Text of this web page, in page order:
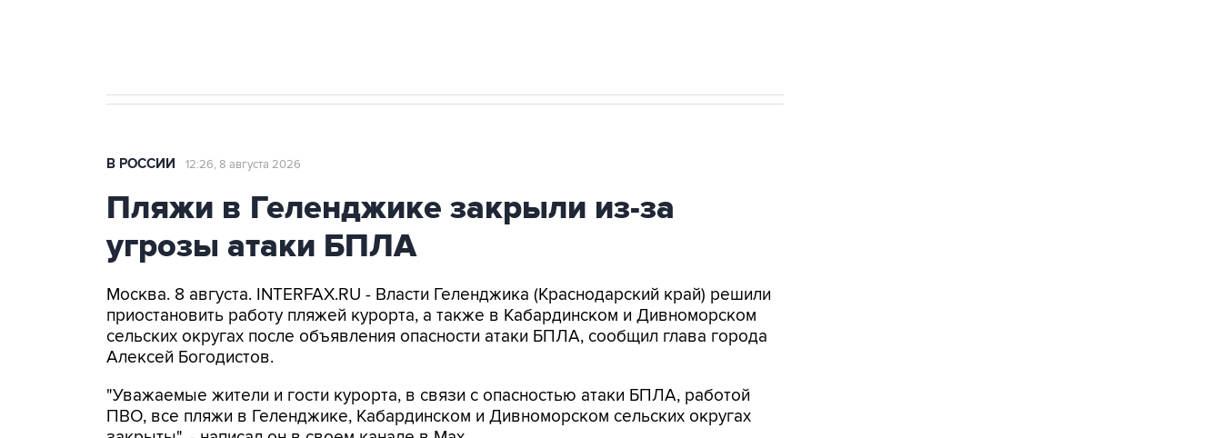
В РОССИИ 12:26, 8 августа 2026
Пляжи в Геленджике закрыли из-за
угрозы атаки БПЛА
Москва. 8 августа. INTERFAX.RU - Власти Геленджика (Краснодарский край) решили
приостановить работу пляжей курорта, а также в Кабардинском и Дивноморском
сельских округах после объявления опасности атаки БПЛА, сообщил глава города
Алексей Богодистов.
"Уважаемые жители и гости курорта, в связи с опасностью атаки БПЛА, работой
ПВО, все пляжи в Геленджике, Кабардинском и Дивноморском сельских округах